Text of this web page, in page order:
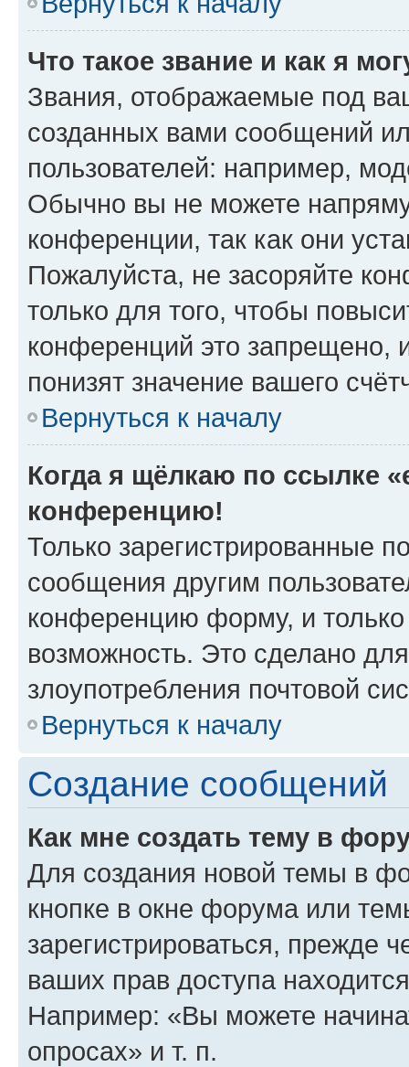
Что такое звание и как я
Звания, отображаемые под
созданных вами сообщений
пользователей: например,
Обычно вы не можете
конференции, так как они
Пожалуйста, не засоряйте
только для того, чтобы
конференций это запрещено,
понизят значение вашего
Вернуться к началу
Когда я щёлкаю по ссылке
конференцию!
Только зарегистрированные
сообщения другим
конференцию форму, и
возможность. Это сделано
злоупотребления почтовой
Вернуться к началу
Создание сообщений
Как мне создать тему в
Для создания новой темы в
кнопке в окне форума или
зарегистрироваться, прежде
ваших прав доступа
Например: «Вы можете
опросах» и т. п.